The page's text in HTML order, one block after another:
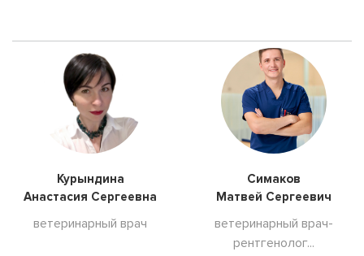
Курындина
Анастасия Сергеевна
ветеринарный врач
Симаков
Матвей Сергеевич
ветеринарный врач-
рентгенолог...